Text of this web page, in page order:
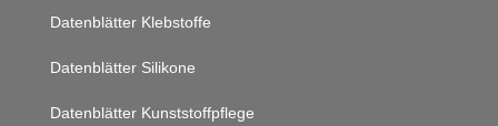
Datenblätter Klebstoffe
Datenblätter Silikone
Datenblätter Kunststoffpflege